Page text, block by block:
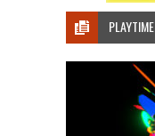
PLAYTIME